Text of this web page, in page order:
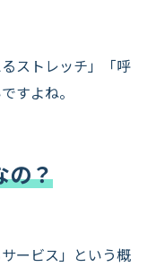
ストレッチ」「呼
すよね。
の？
ービス」という概